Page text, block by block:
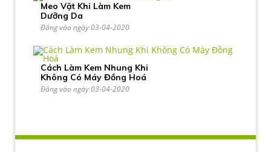
Meo Vặt Khi Làm Kem
Dưỡng Da
Đăng vào ngày 03-04-2020
Cách Làm Kem Nhung Khi
Không Có Máy Đồng Hoá
Đăng vào ngày 03-04-2020